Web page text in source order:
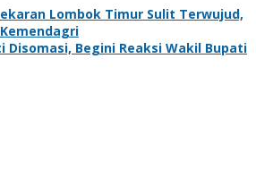
Lombok Timur Sulit Terwujud,
Disomasi, Begini Reaksi Wakil Bupati